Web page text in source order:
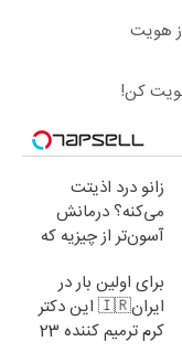
زانو درد اذیتت
می‌کنه؟ درمانش
آسون‌تر از چیزیه که
می‌کنی✅پرسشنامه
برای اولین بار در
ایران🇮🇷 این دکتر
کرم ترمیم کننده 23